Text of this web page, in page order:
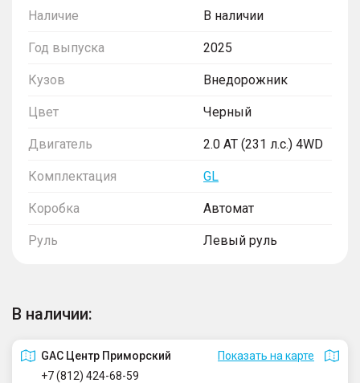
Наличие В наличии
Год выпуска 2025
Кузов Внедорожник
Цвет Черный
Двигатель 2.0 AT (231 л.с.) 4WD
Комплектация GL
Коробка Автомат
Руль Левый руль
В наличии:
GAC Центр Приморский
Показать на карте
+7 (812) 424-68-59